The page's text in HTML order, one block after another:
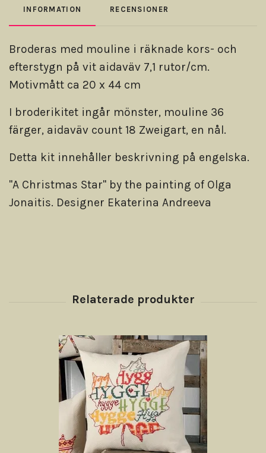
INFORMATION RECENSIONER
Broderas med mouline i räknade kors- och
efterstygn på vit aidaväv 7,1 rutor/cm.
Motivmått ca 20 x 44 cm
I broderikitet ingår mönster, mouline 36
färger, aidaväv count 18 Zweigart, en nål.
Detta kit innehåller beskrivning på engelska.
"A Christmas Star" by the painting of Olga
Jonaitis. Designer Ekaterina Andreeva